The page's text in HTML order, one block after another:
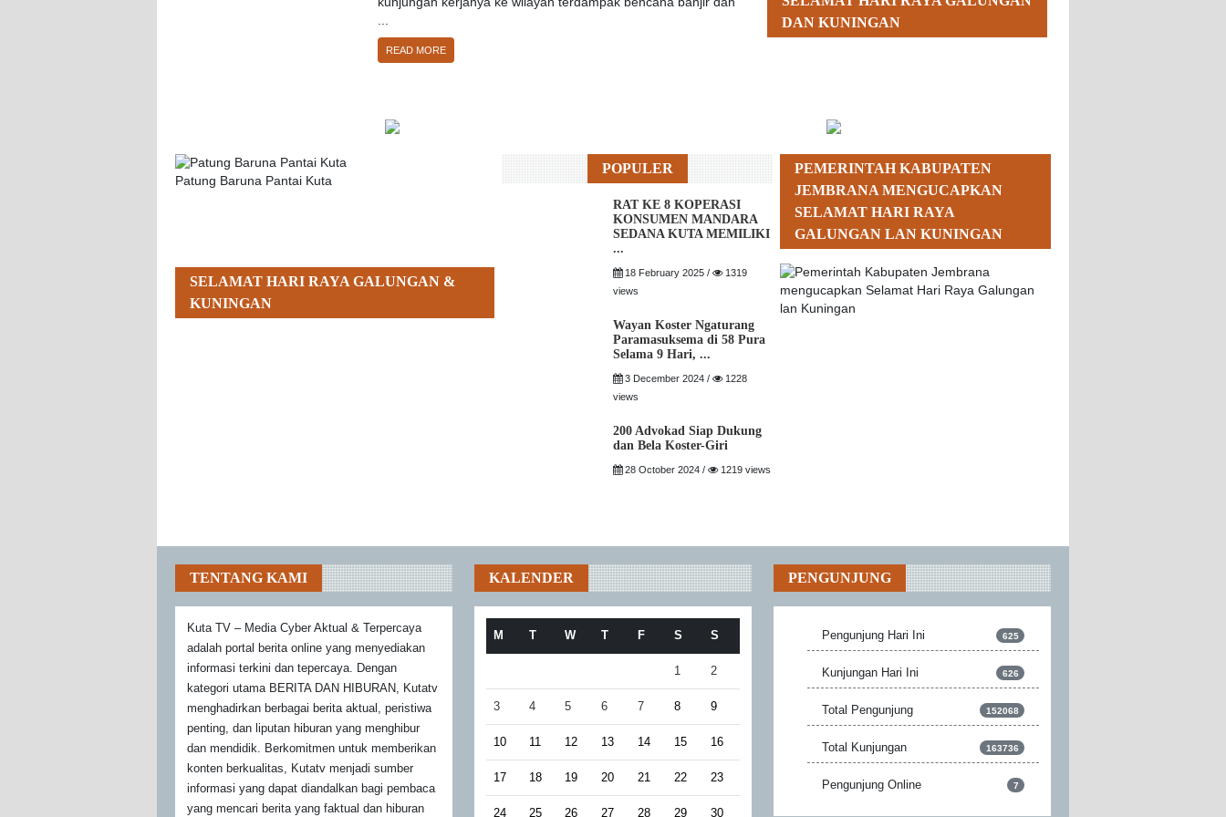
...
READ MORE
DAN KUNINGAN
Patung Baruna Pantai Kuta
SELAMAT HARI RAYA GALUNGAN &
KUNINGAN
POPULER
RAT KE 8 KOPERASI
KONSUMEN MANDARA
SEDANA KUTA MEMILIKI
...
18 February 2025 /
1319
views
Wayan Koster Ngaturang
Paramasuksema di 58 Pura
Selama 9 Hari, ...
3 December 2024 /
1228
views
200 Advokad Siap Dukung
dan Bela Koster-Giri
28 October 2024 / 1219 views
PEMERINTAH KABUPATEN
JEMBRANA MENGUCAPKAN
SELAMAT HARI RAYA
GALUNGAN LAN KUNINGAN
TENTANG KAMI
Kuta TV – Media Cyber Aktual & Terpercaya
adalah portal berita online yang menyediakan
informasi terkini dan tepercaya. Dengan
kategori utama BERITA DAN HIBURAN, Kutatv
menghadirkan berbagai berita aktual, peristiwa
penting, dan liputan hiburan yang menghibur
dan mendidik. Berkomitmen untuk memberikan
konten berkualitas, Kutatv menjadi sumber
informasi yang dapat diandalkan bagi pembaca
yang mencari berita yang faktual dan hiburan
KALENDER
M T W T F S S
1 2
3 4 5 6 7 8 9
10 11 12 13 14 15 16
17 18 19 20 21 22 23
24 25 26 27 28 29 30
PENGUNJUNG
Pengunjung Hari Ini 625
Kunjungan Hari Ini 626
Total Pengunjung 152068
Total Kunjungan 163736
Pengunjung Online 7